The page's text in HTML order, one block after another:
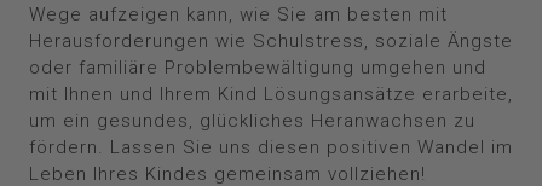
Wege aufzeigen kann, wie Sie am besten mit
Herausforderungen wie Schulstress, soziale Ängste
oder familiäre Problembewältigung umgehen und
mit Ihnen und Ihrem Kind Lösungsansätze erarbeite,
um ein gesundes, glückliches Heranwachsen zu
fördern. Lassen Sie uns diesen positiven Wandel im
Leben Ihres Kindes gemeinsam vollziehen!